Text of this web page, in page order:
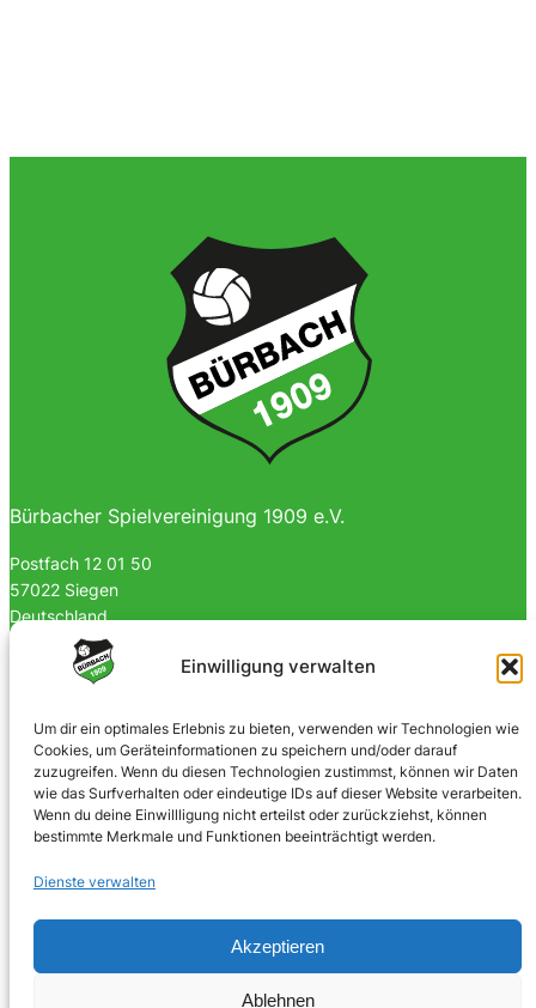
Einwilligung verwalten
Um dir ein optimales Erlebnis zu bieten, verwenden wir Technologien wie
Cookies, um Geräteinformationen zu speichern und/oder darauf
zuzugreifen. Wenn du diesen Technologien zustimmst, können wir Daten
wie das Surfverhalten oder eindeutige IDs auf dieser Website verarbeiten.
Wenn du deine Einwillligung nicht erteilst oder zurückziehst, können
bestimmte Merkmale und Funktionen beeinträchtigt werden.
Dienste verwalten
Akzeptieren
Ablehnen
Bürbacher Spielvereinigung 1909 e.V.
Postfach 12 01 50
57022 Siegen
Deutschland
0170 4903023
SOZIALE NETZWERKE
Facebook
Instagram
© 2025 · Bürbacher Spielvereinigung 1909 e.V.